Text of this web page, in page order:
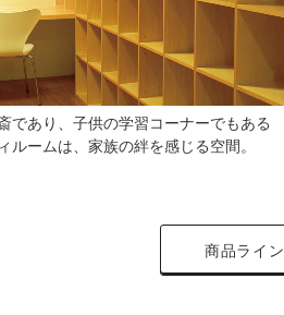
であり、子供の学習コーナーでもある
ルームは、家族の絆を感じる空間。
商品ライ